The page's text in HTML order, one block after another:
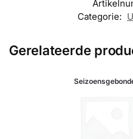
Categorie:
Gerelateerde